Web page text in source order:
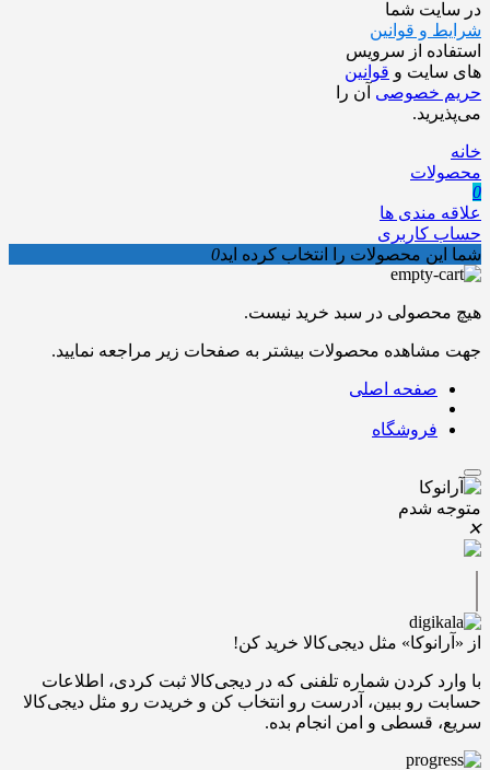
در سایت شما
شرایط و قوانین
استفاده از سرویس
های سایت و قوانین
حریم خصوصی آن را
می‌پذیرید.
خانه
محصولات
0
علاقه مندی ها
حساب کاربری
شما این محصولات را انتخاب کرده اید0
هیچ محصولی در سبد خرید نیست.
جهت مشاهده محصولات بیشتر به صفحات زیر مراجعه نمایید.
صفحه اصلی
فروشگاه
متوجه شدم
✕
|
از «آرانوکا» مثل دیجی‌کالا خرید کن!
با وارد کردن شماره تلفنی که در دیجی‌کالا ثبت کردی، اطلاعات
حسابت رو ببین، آدرست رو انتخاب کن و خریدت رو مثل دیجی‌کالا
سریع، قسطی و امن انجام بده.